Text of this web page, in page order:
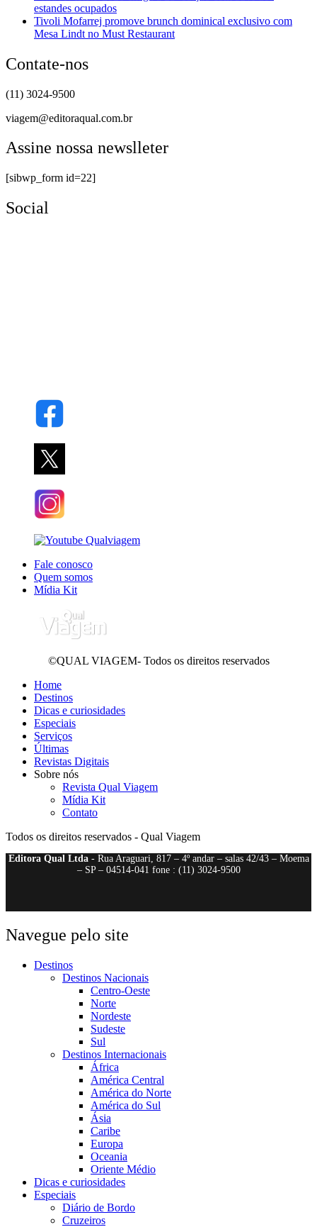
estandes ocupados
Tivoli Mofarrej promove brunch dominical exclusivo com
Mesa Lindt no Must Restaurant
Contate-nos
(11) 3024-9500
viagem@editoraqual.com.br
Assine nossa newslleter
[sibwp_form id=22]
Social
Fale conosco
Quem somos
Mídia Kit
©QUAL VIAGEM- Todos os direitos reservados
Home
Destinos
Dicas e curiosidades
Especiais
Serviços
Últimas
Revistas Digitais
Sobre nós
Revista Qual Viagem
Mídia Kit
Contato
Todos os direitos reservados - Qual Viagem
Editora Qual Ltda- Rua Araguari, 817 – 4º andar – salas 42/43 – Moema
– SP – 04514-041 fone : (11) 3024-9500
Navegue pelo site
Destinos
Destinos Nacionais
Centro-Oeste
Norte
Nordeste
Sudeste
Sul
Destinos Internacionais
África
América Central
América do Norte
América do Sul
Ásia
Caribe
Europa
Oceania
Oriente Médio
Dicas e curiosidades
Especiais
Diário de Bordo
Cruzeiros